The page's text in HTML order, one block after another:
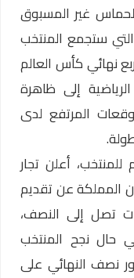
غير المسبوق
التي ستجمع المنتخب
نهائي كأس العالم
إلى ظاهرة
المرتفع لدى
أعلن تجار
المملكة عن تقديم
تصل إلى النصف،
حال نجح المنتخب
نصف النهائي على